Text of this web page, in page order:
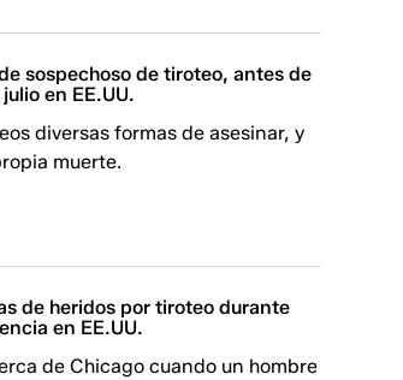
sospechoso de tiroteo, antes de
en EE.UU.
diversas formas de asesinar, y
muerte.
de heridos por tiroteo durante
en EE.UU.
de Chicago cuando un hombre